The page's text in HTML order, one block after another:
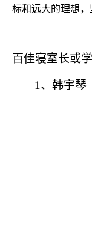
标和远大的理想，
百佳寝室长或
1 、韩宇琴